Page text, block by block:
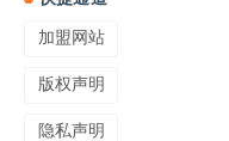
加盟网站
版权声明
隐私声明